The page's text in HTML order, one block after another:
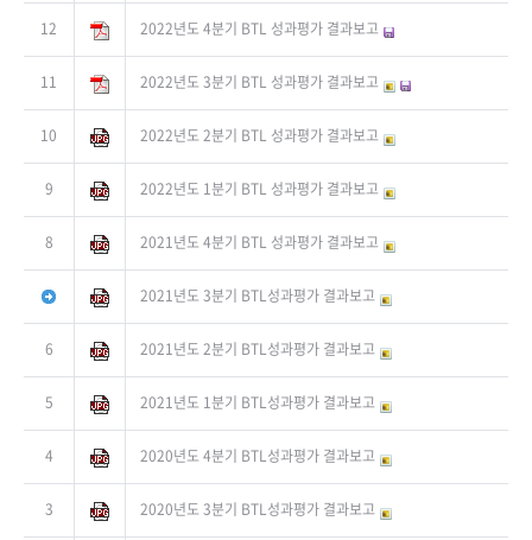
12 2022년도 4분기 BTL 성과평가 결과보고
11 2022년도 3분기 BTL 성과평가 결과보고
10 2022년도 2분기 BTL 성과평가 결과보고
9 2022년도 1분기 BTL 성과평가 결과보고
8 2021년도 4분기 BTL 성과평가 결과보고
2021년도 3분기 BTL성과평가 결과보고
6 2021년도 2분기 BTL성과평가 결과보고
5 2021년도 1분기 BTL성과평가 결과보고
4 2020년도 4분기 BTL성과평가 결과보고
3 2020년도 3분기 BTL성과평가 결과보고